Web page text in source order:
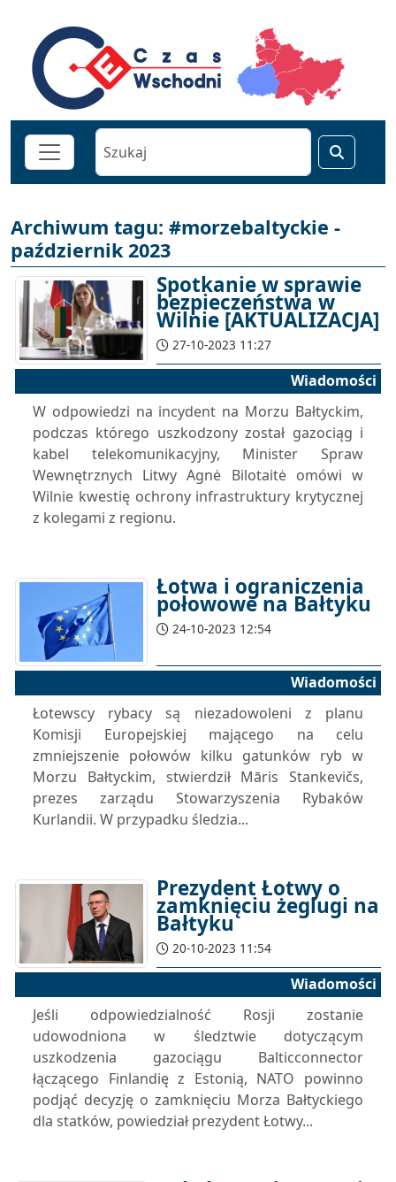
Archiwum tagu: #morzebaltyckie -
październik 2023
Spotkanie w sprawie
bezpieczeństwa w
Wilnie [AKTUALIZACJA]
27-10-2023 11:27
Wiadomości
W odpowiedzi na incydent na Morzu Bałtyckim,
podczas którego uszkodzony został gazociąg i
kabel telekomunikacyjny, Minister Spraw
Wewnętrznych Litwy Agnė Bilotaitė omówi w
Wilnie kwestię ochrony infrastruktury krytycznej
z kolegami z regionu.
Łotwa i ograniczenia
połowowe na Bałtyku
24-10-2023 12:54
Wiadomości
Łotewscy rybacy są niezadowoleni z planu
Komisji Europejskiej mającego na celu
zmniejszenie połowów kilku gatunków ryb w
Morzu Bałtyckim, stwierdził Māris Stankevičs,
prezes zarządu Stowarzyszenia Rybaków
Kurlandii. W przypadku śledzia...
Prezydent Łotwy o
zamknięciu żeglugi na
Bałtyku
20-10-2023 11:54
Wiadomości
Jeśli odpowiedzialność Rosji zostanie
udowodniona w śledztwie dotyczącym
uszkodzenia gazociągu Balticconnector
łączącego Finlandię z Estonią, NATO powinno
podjąć decyzję o zamknięciu Morza Bałtyckiego
dla statków, powiedział prezydent Łotwy...